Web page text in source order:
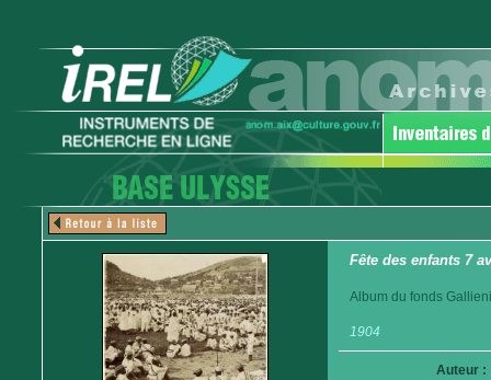
Fête des enfants 7
Album du fonds
1904
Auteur :